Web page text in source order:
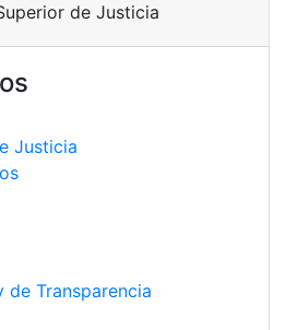
de Justicia
Justicia
de Transparencia